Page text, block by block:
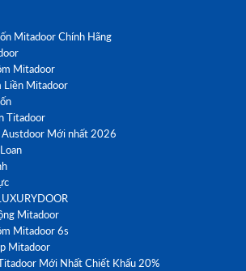
Mitadoor Chính Hãng
Mitadoor
Liền Mitadoor
Titadoor
Austdoor Mới nhất 2026
Mitadoor
Mitadoor 6s
Mitadoor
Mới Nhất Chiết Khấu 20%